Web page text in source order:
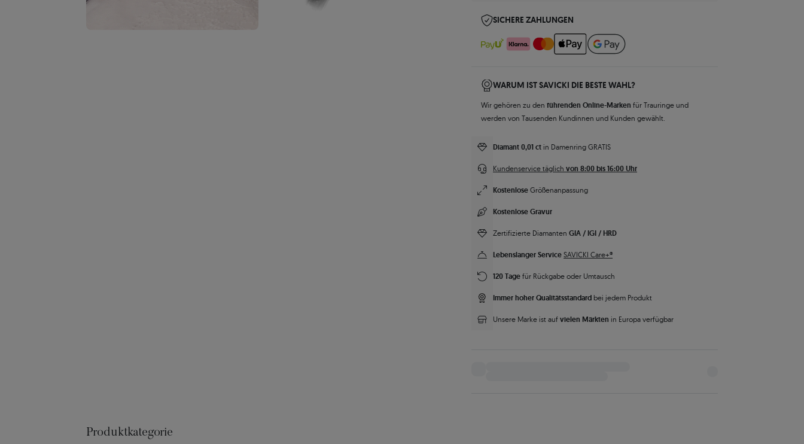
SICHERE ZAHLUNGEN
WARUM IST SAVICKI DIE BESTE WAHL?
Wir gehören zu den führenden Online-Marken für Trauringe und
werden von Tausenden Kundinnen und Kunden gewählt.
Diamant 0,01 ct in Damenring GRATIS
Kundenservice täglich von 8:00 bis 16:00 Uhr
Kostenlose Größenanpassung
Kostenlose Gravur
Zertifizierte Diamanten GIA / IGI / HRD
Lebenslanger Service SAVICKI Care+®
120 Tage für Rückgabe oder Umtausch
Immer hoher Qualitätsstandard bei jedem Produkt
Unsere Marke ist auf vielen Märkten in Europa verfügbar
Produktkategorie